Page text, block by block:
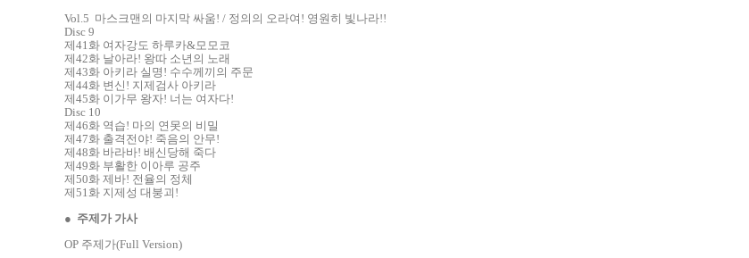
Vol.5 마스크맨의 마지막 싸움! / 정의의 오라여! 영원히 빛나라!!
Disc 9
제41화 여자강도 하루카&모모코
제42화 날아라! 왕따 소년의 노래
제43화 아키라 실명! 수수께끼의 주문
제44화 변신! 지제검사 아키라
제45화 이가무 왕자! 너는 여자다!
Disc 10
제46화 역습! 마의 연못의 비밀
제47화 출격전야! 죽음의 안무!
제48화 바라바! 배신당해 죽다
제49화 부활한 이아루 공주
제50화 제바! 전율의 정체
제51화 지제성 대붕괴!
● 주제가 가사
OP 주제가(Full Version)